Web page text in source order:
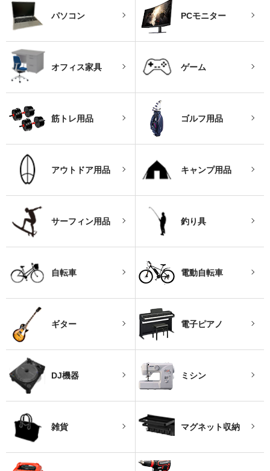
パソコン PCモニター
オフィス家具 ゲーム
筋トレ用品 ゴルフ用品
アウトドア用品 キャンプ用品
サーフィン用品 釣り具
自転車 電動自転車
ギター 電子ピアノ
DJ機器 ミシン
雑貨 マグネット収納